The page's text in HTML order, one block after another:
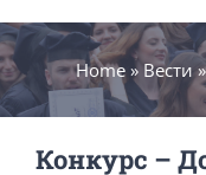
Home» Вести
Конкурс –